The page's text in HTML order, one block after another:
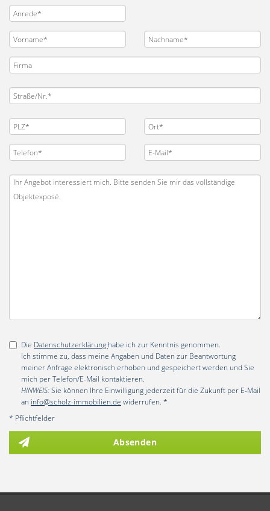
Die Datenschutzerklärung habe ich zur Kenntnis genommen.
Ich stimme zu, dass meine Angaben und Daten zur Beantwortung
meiner Anfrage elektronisch erhoben und gespeichert werden und Sie
mich per Telefon/E-Mail kontaktieren.
HINWEIS:Sie können Ihre Einwilligung jederzeit für die Zukunft per E-Mail
an info@scholz-immobilien.de widerrufen. *
* Pflichtfelder
Absenden